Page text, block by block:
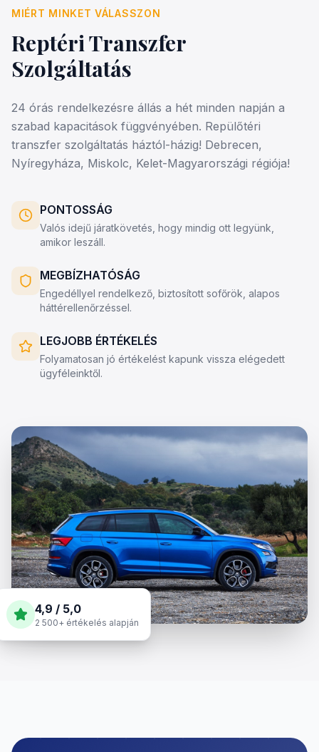
MIÉRT MINKET VÁLASSZON
Reptéri Transzfer
Szolgáltatás
24 órás rendelkezésre állás a hét minden napján a
szabad kapacitások függvényében. Repülőtéri
transzfer szolgáltatás háztól-házig! Debrecen,
Nyíregyháza, Miskolc, Kelet-Magyarországi régiója!
PONTOSSÁG
Valós idejű járatkövetés, hogy mindig ott legyünk,
amikor leszáll.
MEGBÍZHATÓSÁG
Engedéllyel rendelkező, biztosított sofőrök, alapos
háttérellenőrzéssel.
LEGJOBB ÉRTÉKELÉS
Folyamatosan jó értékelést kapunk vissza elégedett
ügyféleinktől.
4,9 / 5,0
2 500+ értékelés alapján